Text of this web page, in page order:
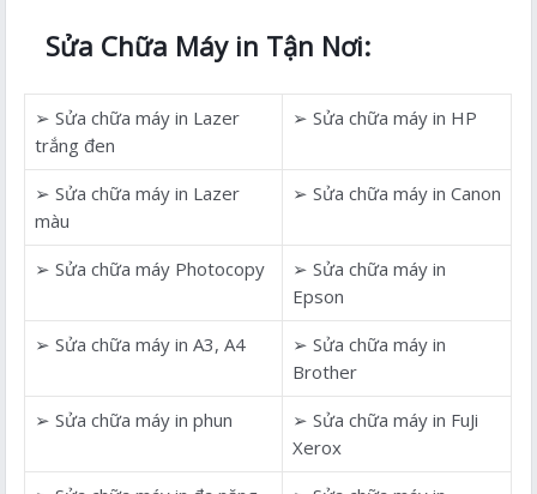
Sửa Chữa Máy in Tận Nơi:
➢ Sửa chữa máy in Lazer
trắng đen
➢ Sửa chữa máy in HP
➢ Sửa chữa máy in Lazer
màu
➢ Sửa chữa máy in Canon
➢ Sửa chữa máy Photocopy
➢ Sửa chữa máy in
Epson
➢ Sửa chữa máy in A3, A4
➢ Sửa chữa máy in
Brother
➢ Sửa chữa máy in phun
➢ Sửa chữa máy in FuJi
Xerox